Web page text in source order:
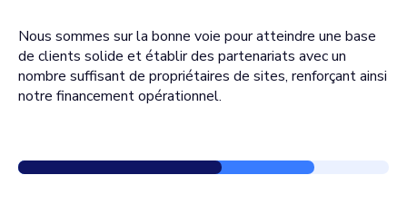
Nous sommes sur la bonne voie pour atteindre une base
de clients solide et établir des partenariats avec un
nombre suffisant de propriétaires de sites, renforçant ainsi
notre financement opérationnel.